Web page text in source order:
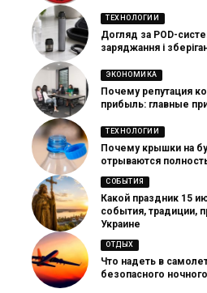
ТЕХНОЛОГИИ
Догляд за POD-
заряджання і
ЭКОНОМИКА
Почему репутация
прибыль: главные
ТЕХНОЛОГИИ
Почему крышки на
отрываются
СОБЫТИЯ
Какой праздник 15
события, традиции,
Украине
ОТДЫХ
Что надеть в
безопасного